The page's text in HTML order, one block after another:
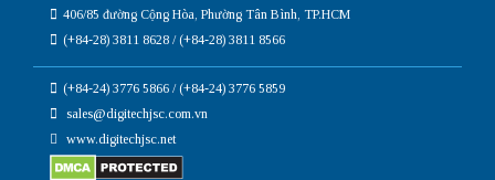
406/85 đường Cộng Hòa, Phường Tân Bình, TP.HCM
(+84-28) 3811 8628 / (+84-28) 3811 8566
(+84-24) 3776 5866 / (+84-24) 3776 5859
sales@digitechjsc.com.vn
www.digitechjsc.net